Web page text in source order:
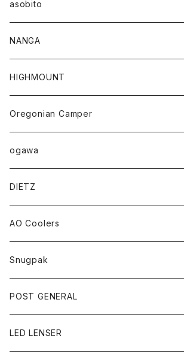
asobito
NANGA
HIGHMOUNT
Oregonian Camper
ogawa
DIETZ
AO Coolers
Snugpak
POST GENERAL
LED LENSER